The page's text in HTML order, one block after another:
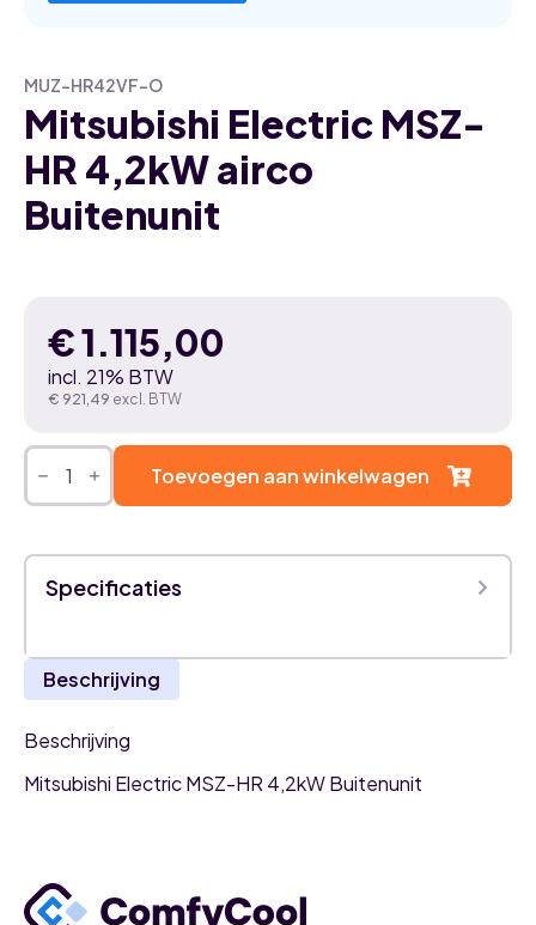
MUZ-HR42VF-O
Mitsubishi Electric MSZ-
HR 4,2kW airco
Buitenunit
€1.115,00
incl. 21% BTW
€ 921,49 excl. BTW
Mitsubishi
Electric
MSZ-
HR
airco
Buitenunit
aantal
Toevoegen aan winkelwagen
Specificaties
Beschrijving
Beschrijving
Mitsubishi Electric MSZ-HR 4,2kW Buitenunit